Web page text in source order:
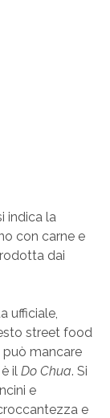
indica la
con carne e
dai
ufficiale,
street food
mancare
il Do Chua. Si
e
e